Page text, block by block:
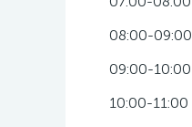
08:00-09:00
09:00-10:00
10:00-11:00